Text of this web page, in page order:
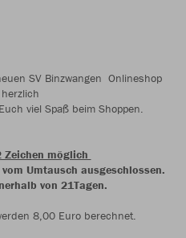
SV Binzwangen Onlineshop
viel Spaß beim Shoppen.
möglich
Umtausch ausgeschlossen.
von 21Tagen.
8,00 Euro berechnet.